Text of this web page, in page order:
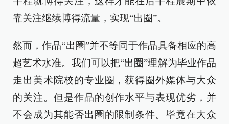
靠关注继续博得流量，实现“出圈”。
然而，作品“出圈”并不等同于作品具备相应的高
超艺术水准。我们可以把“出圈”理解为毕业作品
走出美术院校的专业圈，获得圈外媒体与大众
的关注。但是作品的创作水平与表现优劣，并
不会成为其能否出圈的限制条件。毕竟在大众